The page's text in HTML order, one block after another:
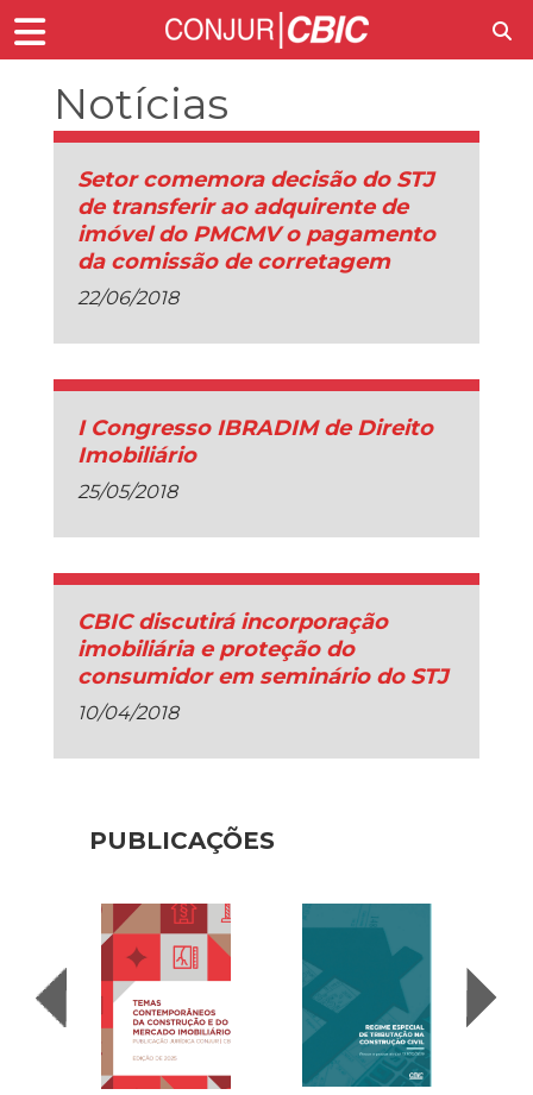
Notícias
Setor comemora decisão do STJ
de transferir ao adquirente de
imóvel do PMCMV o pagamento
da comissão de corretagem
22/06/2018
I Congresso IBRADIM de Direito
Imobiliário
25/05/2018
CBIC discutirá incorporação
imobiliária e proteção do
consumidor em seminário do STJ
10/04/2018
PUBLICAÇÕES